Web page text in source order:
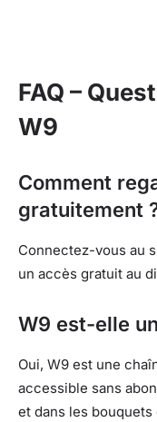
FAQ –
W9
Comment
gratuitement
Connectez-vous au
un accès gratuit au
W9 est-elle
Oui, W9 est une
accessible sans
et dans les